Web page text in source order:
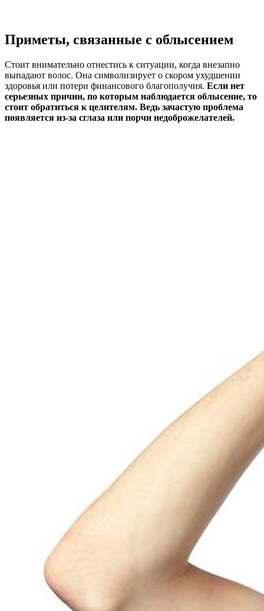
Приметы, связанные с облысением
Стоит внимательно отнестись к ситуации, когда внезапно
выпадают волос. Она символизирует о скором ухудшении
здоровья или потери финансового благополучия. Если нет
серьезных причин, по которым наблюдается облысение, то
стоит обратиться к целителям. Ведь зачастую проблема
появляется из-за сглаза или порчи недоброжелателей.